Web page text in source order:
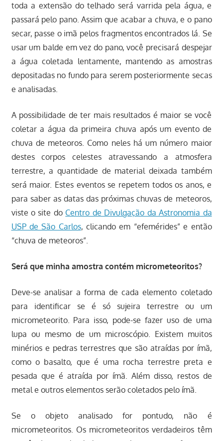
toda a extensão do telhado será varrida pela água, e
passará pelo pano. Assim que acabar a chuva, e o pano
secar, passe o imã pelos fragmentos encontrados lá. Se
usar um balde em vez do pano, você precisará despejar
a água coletada lentamente, mantendo as amostras
depositadas no fundo para serem posteriormente secas
e analisadas.
A possibilidade de ter mais resultados é maior se você
coletar a água da primeira chuva após um evento de
chuva de meteoros. Como neles há um número maior
destes corpos celestes atravessando a atmosfera
terrestre, a quantidade de material deixada também
será maior. Estes eventos se repetem todos os anos, e
para saber as datas das próximas chuvas de meteoros,
viste o site do Centro de Divulgação da Astronomia da
USP de São Carlos, clicando em “efemérides” e então
“chuva de meteoros”.
Será que minha amostra contém micrometeoritos?
Deve-se analisar a forma de cada elemento coletado
para identificar se é só sujeira terrestre ou um
micrometeorito. Para isso, pode-se fazer uso de uma
lupa ou mesmo de um microscópio. Existem muitos
minérios e pedras terrestres que são atraídas por ímã,
como o basalto, que é uma rocha terrestre preta e
pesada que é atraída por ímã. Além disso, restos de
metal e outros elementos serão coletados pelo ímã.
Se o objeto analisado for pontudo, não é
micrometeoritos. Os micrometeoritos verdadeiros têm